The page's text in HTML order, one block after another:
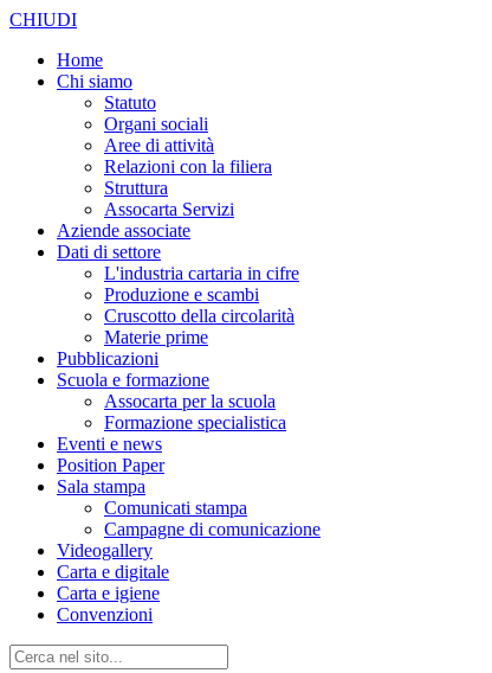
CHIUDI
Home
Chi siamo
Statuto
Organi sociali
Aree di attività
Relazioni con la filiera
Struttura
Assocarta Servizi
Aziende associate
Dati di settore
L'industria cartaria in cifre
Produzione e scambi
Cruscotto della circolarità
Materie prime
Pubblicazioni
Scuola e formazione
Assocarta per la scuola
Formazione specialistica
Eventi e news
Position Paper
Sala stampa
Comunicati stampa
Campagne di comunicazione
Videogallery
Carta e digitale
Carta e igiene
Convenzioni